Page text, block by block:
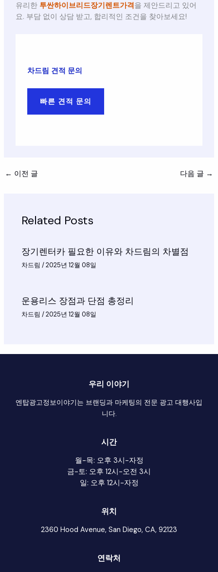
유리한 투싼하이브리드장기렌트가격을 제안드리고 있어
요. 부담 없이 상담 받고, 합리적인 조건을 찾아보세요!
차드림 견적 문의
빠른 견적 문의
← 이전 글 다음 글 →
Related Posts
장기렌터카 필요한 이유와 차드림의 차별점
차드림 /2025년 12월 08일
운용리스 장점과 단점 총정리
차드림 /2025년 12월 08일
우리 이야기
엔탑광고정보이야기는 브랜딩과 마케팅의 전문 광고 대행사입
니다.
시간
월-목: 오후 3시-자정
금-토: 오후 12시-오전 3시
일: 오후 12시-자정
위치
2360 Hood Avenue, San Diego, CA, 92123
연락처